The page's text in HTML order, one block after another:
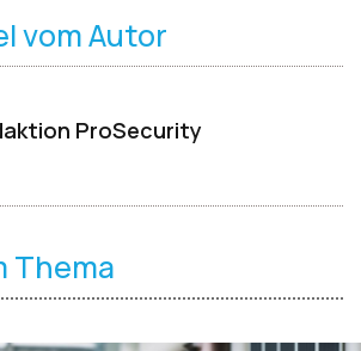
vom Autor
ProSecurity
Thema